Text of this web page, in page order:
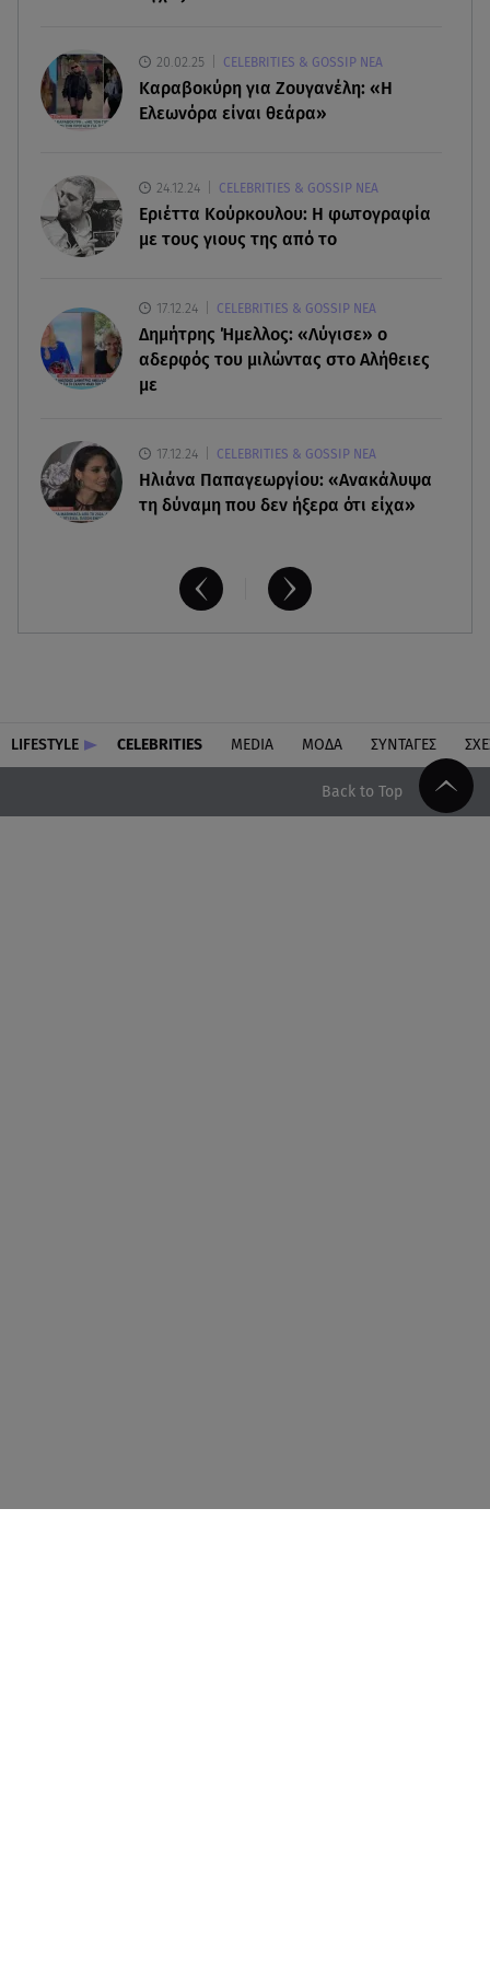
Συντάξεις Σεπτεμβρίου: Πότε θα μπουν τα
χρήματα στους λογαριασμούς
- Σηκώθηκαν εναέρια μέσα
07.08.26 , 18:34
20.02.25 CELEBRITIES & GOSSIP ΝΕΑ
Καραβοκύρη για Ζουγανέλη: «Η
Ελεωνόρα είναι θεάρα»
24.12.24 CELEBRITIES & GOSSIP ΝΕΑ
Εριέττα Κούρκουλου: Η φωτογραφία
με τους γιους της από το
17.12.24 CELEBRITIES & GOSSIP ΝΕΑ
Δημήτρης Ήμελλος: «Λύγισε» ο
αδερφός του μιλώντας στο Αλήθειες
με
17.12.24 CELEBRITIES & GOSSIP ΝΕΑ
Ηλιάνα Παπαγεωργίου: «Ανακάλυψα
τη δύναμη που δεν ήξερα ότι είχα»
LIFESTYLE CELEBRITIES MEDIA ΜΟΔΑ ΣΥΝΤΑΓΕΣ
Back to Top